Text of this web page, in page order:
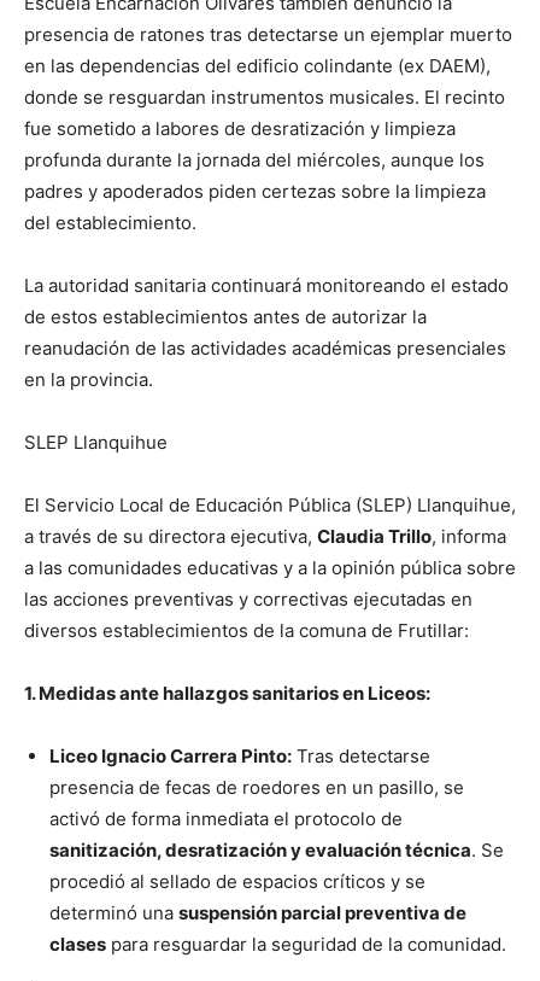
presencia de ratones tras detectarse un ejemplar muerto
en las dependencias del edificio colindante (ex DAEM),
donde se resguardan instrumentos musicales. El recinto
fue sometido a labores de desratización y limpieza
profunda durante la jornada del miércoles, aunque los
padres y apoderados piden certezas sobre la limpieza
del establecimiento.
La autoridad sanitaria continuará monitoreando el estado
de estos establecimientos antes de autorizar la
reanudación de las actividades académicas presenciales
en la provincia.
SLEP Llanquihue
El Servicio Local de Educación Pública (SLEP) Llanquihue,
a través de su directora ejecutiva, Claudia Trillo, informa
a las comunidades educativas y a la opinión pública sobre
las acciones preventivas y correctivas ejecutadas en
diversos establecimientos de la comuna de Frutillar:
1. Medidas ante hallazgos sanitarios en Liceos:
Liceo Ignacio Carrera Pinto: Tras detectarse
presencia de fecas de roedores en un pasillo, se
activó de forma inmediata el protocolo de
sanitización, desratización y evaluación técnica. Se
procedió al sellado de espacios críticos y se
determinó una suspensión parcial preventiva de
clases para resguardar la seguridad de la comunidad.